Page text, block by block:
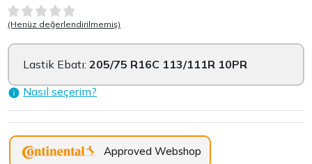
(Henüz değerlendirilmemiş)
Lastik Ebatı:205/75 R16C 113/111R 10PR
Nasıl seçerim?
Approved Webshop